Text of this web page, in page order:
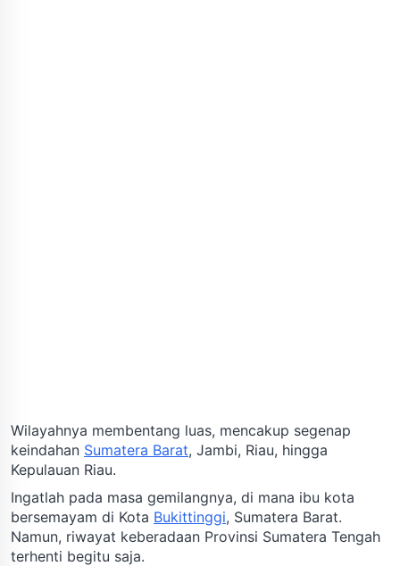
Wilayahnya membentang luas, mencakup segenap
keindahan Sumatera Barat, Jambi, Riau, hingga
Kepulauan Riau.
Ingatlah pada masa gemilangnya, di mana ibu kota
bersemayam di Kota Bukittinggi, Sumatera Barat.
Namun, riwayat keberadaan Provinsi Sumatera Tengah
terhenti begitu saja.